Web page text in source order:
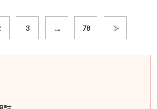
3 … 78